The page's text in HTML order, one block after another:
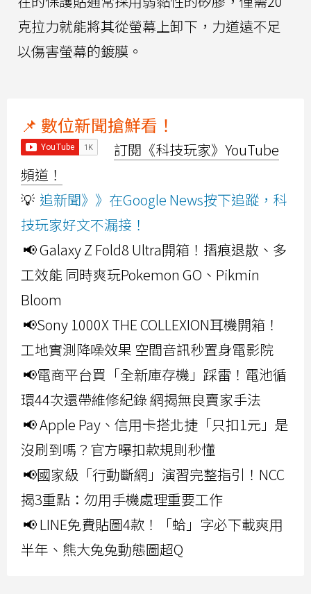
克拉力就能將其從螢幕上卸下，力道遠不足
以傷害螢幕的鍍膜。
📌 數位新聞搶鮮看！
訂閱《科技玩家》YouTube
頻道！
💡 追新聞》》在Google News按下追蹤，科
技玩家好文不漏接！
📢 Galaxy Z Fold8 Ultra開箱！摺痕退散、多
工效能 同時爽玩Pokemon GO、Pikmin
Bloom
📢Sony 1000X THE COLLEXION耳機開箱！
工地實測降噪效果 空間音訊秒置身電影院
📢電商平台買「全新庫存機」踩雷！電池循
環44次還帶維修紀錄 網揭無良賣家手法
📢 Apple Pay、信用卡搭北捷「只扣1元」是
沒刷到嗎？官方曝扣款規則秒懂
📢國家級「行動斷網」演習完整指引！NCC
揭3重點：勿用手機處理重要工作
📢 LINE免費貼圖4款！「蛤」字必下載爽用
半年、熊大兔兔動態圖超Q